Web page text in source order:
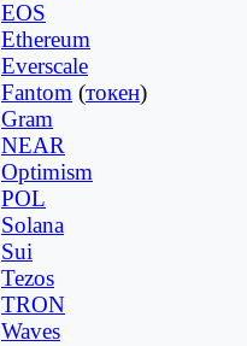
EOS
Ethereum
Everscale
Fantom (токен)
Gram
NEAR
Optimism
POL
Solana
Sui
Tezos
TRON
Waves